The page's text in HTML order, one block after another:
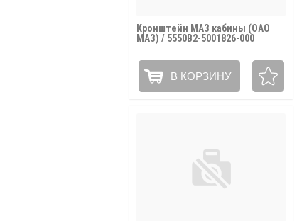
Кронштейн МАЗ кабины (ОАО
МАЗ) / 5550В2-5001826-000
В КОРЗИНУ